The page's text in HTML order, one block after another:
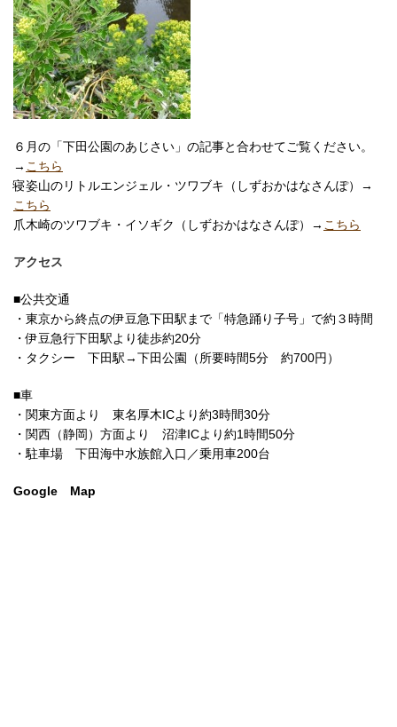
６月の「下田公園のあじさい」の記事と合わせてご覧ください。
→ こちら
寝姿山のリトルエンジェル・ツワブキ（しずおかはなさんぽ）→
こちら
爪木崎のツワブキ・イソギク（しずおかはなさんぽ）→ こちら
アクセス
■公共交通
・東京から終点の伊豆急下田駅まで「特急踊り子号」で約３時間
・伊豆急行下田駅より徒歩約20分
・タクシー 下田駅→下田公園（所要時間5分 約700円）
■車
・関東方面より 東名厚木ICより約3時間30分
・関西（静岡）方面より 沼津ICより約1時間50分
・駐車場 下田海中水族館入口／乗用車200台
Google Map